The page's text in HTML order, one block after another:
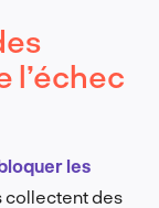
l’échec
les
collectent des